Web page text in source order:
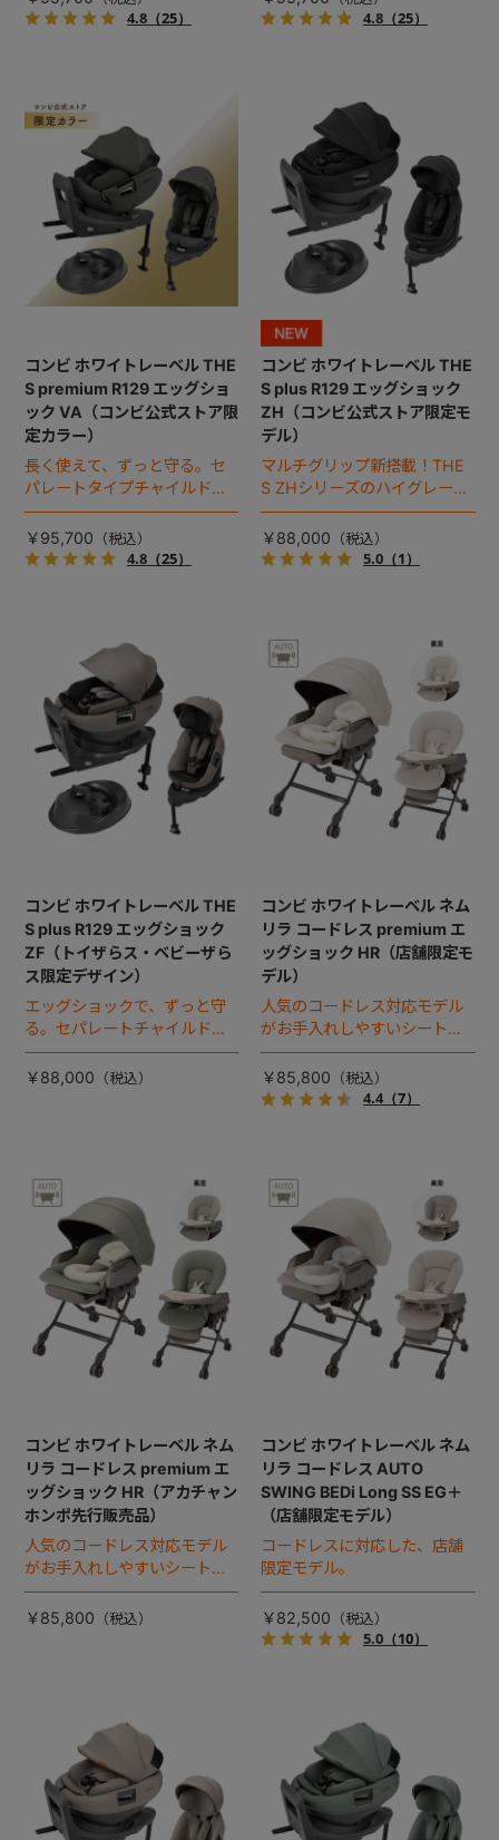
4.8（25） 4.8（25）
コンビ ホワイトレーベル THE
S premium R129 エッグショ
ック VA（コンビ公式ストア限
定カラー）
長く使えて、ずっと守る。セ
パレートタイプチャイルドシ
ートのロングユースモデル。
￥95,700
4.8（25）
コンビ ホワイトレーベル THE
S plus R129 エッグショック
ZH（コンビ公式ストア限定モ
デル）
マルチグリップ新搭載！THE
S ZHシリーズのハイグレード
モデル（2026年モデル）。
￥88,000
5.0（1）
コンビ ホワイトレーベル THE
S plus R129 エッグショック
ZF（トイザらス・ベビーザら
ス限定デザイン）
エッグショックで、ずっと守
る。セパレートチャイルドシ
ートのハイグレードモデル。
￥88,000
コンビ ホワイトレーベル ネム
リラ コードレス premium エ
ッグショック HR（店舗限定モ
デル）
人気のコードレス対応モデル
がお手入れしやすいシートに
進化！
￥85,800
4.4（7）
コンビ ホワイトレーベル ネム
リラ コードレス premium エ
ッグショック HR（アカチャン
ホンポ先行販売品）
人気のコードレス対応モデル
がお手入れしやすいシートに
進化！
￥85,800
コンビ ホワイトレーベル ネム
リラ コードレス AUTO
SWING BEDi Long SS EG＋
（店舗限定モデル）
コードレスに対応した、店舗
限定モデル。
￥82,500
5.0（10）